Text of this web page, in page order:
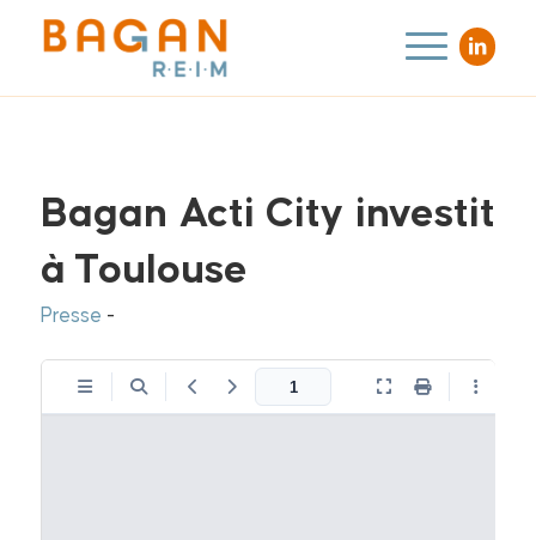
Bagan Acti City investit
à Toulouse
Presse -